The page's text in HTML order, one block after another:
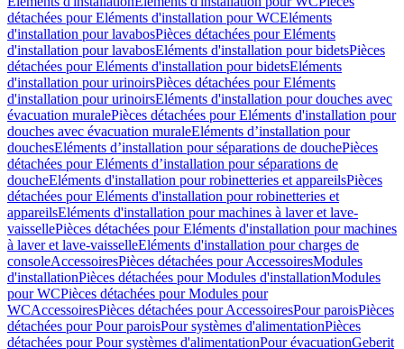
détachées pour Eléments d'installation pour WCEléments
d'installation pour lavabosPièces détachées pour Eléments
d'installation pour lavabosEléments d'installation pour bidetsPièces
détachées pour Eléments d'installation pour bidetsEléments
d'installation pour urinoirsPièces détachées pour Eléments
d'installation pour urinoirsEléments d'installation pour douches avec
évacuation muralePièces détachées pour Eléments d'installation pour
douches avec évacuation muraleEléments d’installation pour
douchesEléments d’installation pour séparations de douchePièces
détachées pour Eléments d’installation pour séparations de
doucheEléments d'installation pour robinetteries et appareilsPièces
détachées pour Eléments d'installation pour robinetteries et
appareilsEléments d'installation pour machines à laver et lave-
vaissellePièces détachées pour Eléments d'installation pour machines
à laver et lave-vaisselleEléments d'installation pour charges de
consoleAccessoiresPièces détachées pour AccessoiresModules
d'installationPièces détachées pour Modules d'installationModules
pour WCPièces détachées pour Modules pour
WCAccessoiresPièces détachées pour AccessoiresPour paroisPièces
détachées pour Pour paroisPour systèmes d'alimentationPièces
détachées pour Pour systèmes d'alimentationPour évacuationGeberit